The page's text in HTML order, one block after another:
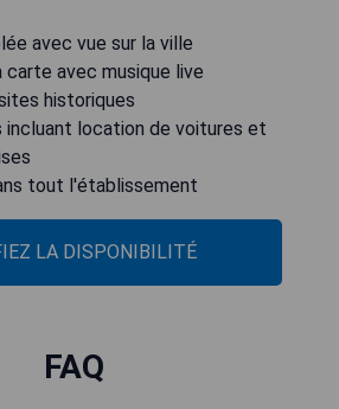
avec vue sur la ville
carte avec musique live
historiques
incluant location de voitures et
tout l'établissement
LA DISPONIBILITÉ
FAQ